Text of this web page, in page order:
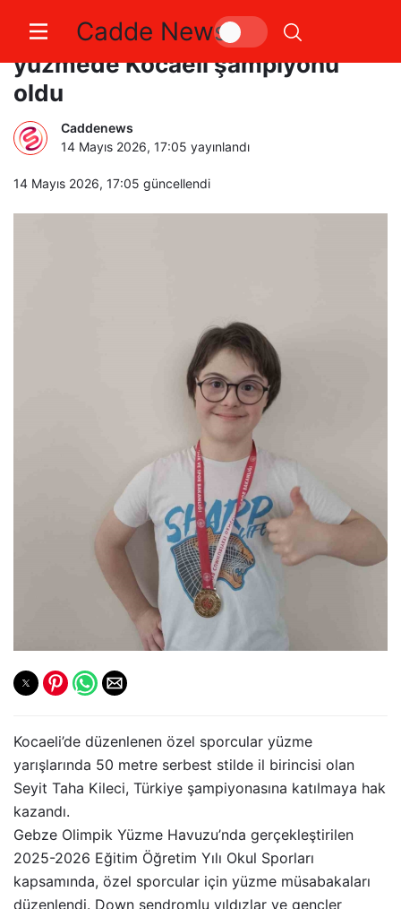
Cadde News
Özel sporcu Seyit Taha Kileci
yüzmede Kocaeli şampiyonu
oldu
Caddenews
14 Mayıs 2026, 17:05 yayınlandı
14 Mayıs 2026, 17:05 güncellendi
Kocaeli’de düzenlenen özel sporcular yüzme
yarışlarında 50 metre serbest stilde il birincisi olan
Seyit Taha Kileci, Türkiye şampiyonasına katılmaya hak
kazandı.
Gebze Olimpik Yüzme Havuzu’nda gerçekleştirilen
2025-2026 Eğitim Öğretim Yılı Okul Sporları
kapsamında, özel sporcular için yüzme müsabakaları
düzenlendi. Down sendromlu yıldızlar ve gençler